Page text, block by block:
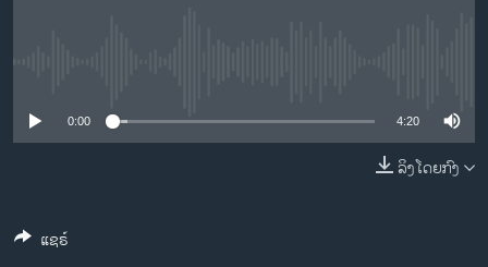
ຊຸມຊົນຊາວລາວ
0:00 4:20
ລິງໂດຍກົງ
ແຊຣ໌